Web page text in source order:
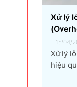
Xử lý
15/04/
Xử lý
hiệu